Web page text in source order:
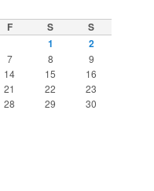
F S
S
1
2
7 8
9
14 15
16
21 22
23
28 29
30